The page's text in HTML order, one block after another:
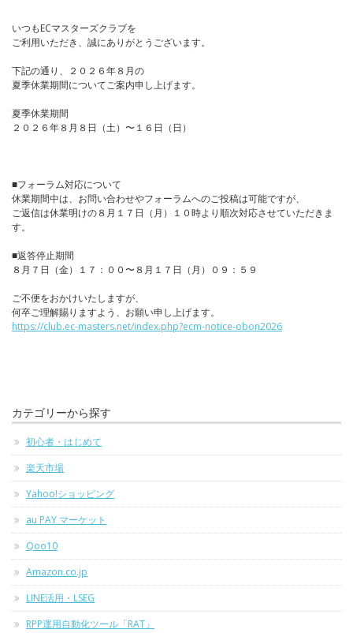
いつもECマスターズクラブを
ご利用いただき、誠にありがとうございます。
下記の通り、２０２６年８月の
夏季休業期間についてご案内申し上げます。
夏季休業期間
２０２６年８月８日（土）〜１６日（日）
■フォーラム対応について
休業期間中は、お問い合わせやフォーラムへのご投稿は可能ですが、
ご返信は休業明けの８月１７日（月）１０時より順次対応させていただきま
す。
■返答停止期間
８月７日（金）１７：００〜８月１７日（月）０９：５９
ご不便をおかけいたしますが、
何卒ご理解賜りますよう、お願い申し上げます。
https://club.ec-masters.net/index.php?ecm-notice-obon2026
カテゴリーから探す
初心者・はじめて
楽天市場
Yahoo!ショッピング
au PAY マーケット
Qoo10
Amazon.co.jp
LINE活用・LSEG
RPP運用自動化ツール「RAT」